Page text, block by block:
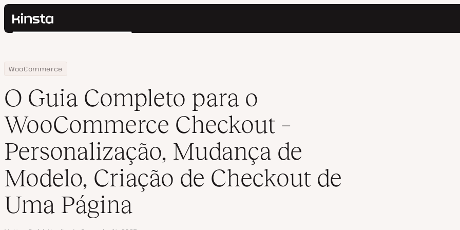
Kinsta®
Preços
Contato
Pesquisar
Home
Centro de Recursos
Blog
WooCommerce
O Guia Completo para o WooCommerce Checkout – Personalização, Mudança de Modelo, Criação de Checkout de Uma Página
O Guia Completo para o
WooCommerce Checkout –
Personalização, Mudança de
Modelo, Criação de Checkout de
Uma Página